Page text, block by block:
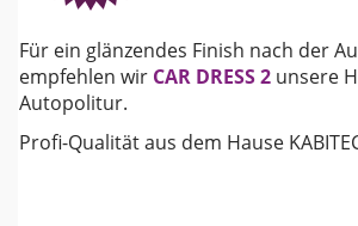
Für ein glänzendes Finish nach der
empfehlen wir CAR DRESS 2 unsere
Autopolitur.
Profi-Qualität aus dem Hause